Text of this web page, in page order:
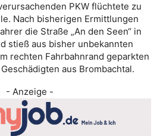
PKW flüchtete zu
Nach bisherigen Ermittlungen
die Straße „An den Seen“ in
stieß aus bisher unbekannten
rechten Fahrbahnrand geparkten
aus Brombachtal.
- Anzeige -